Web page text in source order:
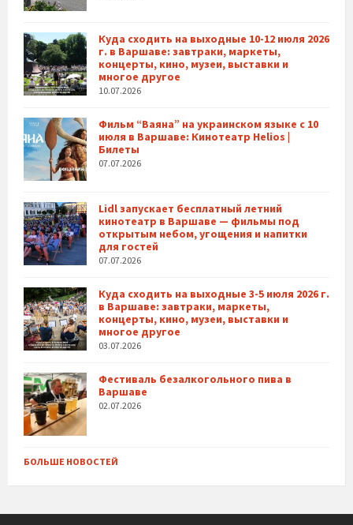
Куда сходить на выходные 10-12 июля 2026
г. в Варшаве: завтраки, маркеты,
концерты, кино, музеи, выставки и
многое другое
10.07.2026
Фильм “Ваяна” на украинском языке с 10
июля в Варшаве: Кинотеатр Helios |
Билеты
07.07.2026
Lidl запускает бесплатный летний
кинотеатр в Варшаве — фильмы под
открытым небом, угощения и напитки
для гостей
07.07.2026
Куда сходить на выходные 3-5 июля 2026 г.
в Варшаве: завтраки, маркеты,
концерты, кино, музеи, выставки и
многое другое
03.07.2026
Фестиваль безалкогольного пива в
Варшаве
02.07.2026
БОЛЬШЕ НОВОСТЕЙ